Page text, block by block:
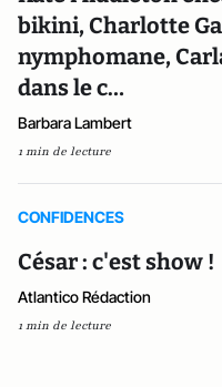
bikini, Charlotte
nymphomane,
dans le c…
Barbara Lambert
1 min de lecture
CONFIDENCES
César : c'est show !
Atlantico Rédaction
1 min de lecture